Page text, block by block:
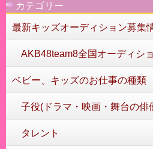
カテゴリー
最新キッズオーディション募集
AKB48team8全国オーディシ
ベビー、キッズのお仕事の種類
子役(ドラマ・映画・舞台の俳
タレント